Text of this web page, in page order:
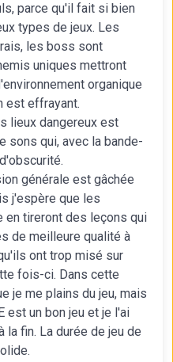
parce qu'il fait si bien
types de jeux. Les
les boss sont
uniques mettront
organique
est effrayant.
lieux dangereux est
sons qui, avec la bande-
générale est gâchée
j'espère que les
en tireront des leçons qui
de meilleure qualité à
ont trop misé sur
fois-ci. Dans cette
je me plains du jeu, mais
est un bon jeu et je l'ai
la fin. La durée de jeu de